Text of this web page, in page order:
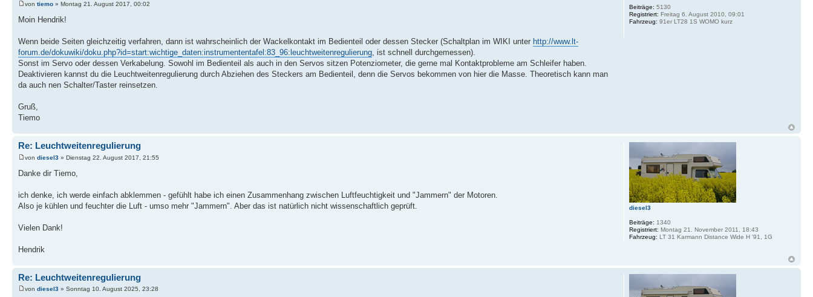
von tiemo » Montag 21. August 2017, 00:02
Moin Hendrik!
Wenn beide Seiten gleichzeitig verfahren, dann ist wahrscheinlich der Wackelkontakt im Bedienteil oder dessen Stecker (Schaltplan im WIKI unter http://www.lt-
forum.de/dokuwiki/doku.php?id=start:wichtige_daten:instrumententafel:83_96:leuchtweitenregulierung, ist schnell durchgemessen).
Sonst im Servo oder dessen Verkabelung. Sowohl im Bedienteil als auch in den Servos sitzen Potenziometer, die gerne mal Kontaktprobleme am Schleifer haben.
Deaktivieren kannst du die Leuchtweitenregulierung durch Abziehen des Steckers am Bedienteil, denn die Servos bekommen von hier die Masse. Theoretisch kann man
da auch nen Schalter/Taster reinsetzen.
Gruß,
Tiemo
Beiträge: 5130
Registriert: Freitag 6. August 2010, 09:01
Fahrzeug: 91er LT28 1S WOMO kurz
Re: Leuchtweitenregulierung
von diesel3 » Dienstag 22. August 2017, 21:55
Danke dir Tiemo,
ich denke, ich werde einfach abklemmen - gefühlt habe ich einen Zusammenhang zwischen Luftfeuchtigkeit und "Jammern" der Motoren.
Also je kühlen und feuchter die Luft - umso mehr "Jammern". Aber das ist natürlich nicht wissenschaftlich geprüft.
Vielen Dank!
Hendrik
diesel3
Beiträge: 1340
Registriert: Montag 21. November 2011, 18:43
Fahrzeug: LT 31 Karmann Distance Wide H '91, 1G
Re: Leuchtweitenregulierung
von diesel3 » Sonntag 10. August 2025, 23:28